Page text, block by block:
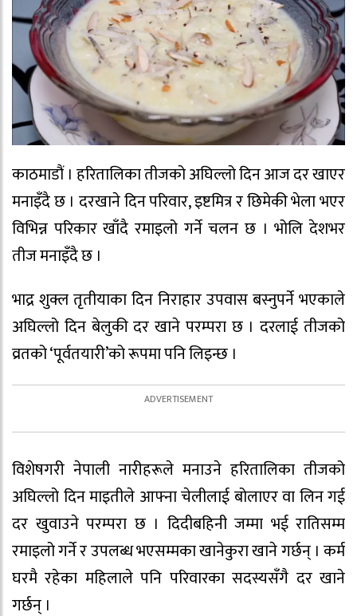
काठमाडौं । हरितालिका तीजको अघिल्लो दिन आज दर खाएर
मनाइँदै छ । दरखाने दिन परिवार, इष्टमित्र र छिमेकी भेला भएर
विभिन्न परिकार खाँदै रमाइलो गर्ने चलन छ । भोलि देशभर
तीज मनाइँदै छ ।
भाद्र शुक्ल तृतीयाका दिन निराहार उपवास बस्नुपर्ने भएकाले
अघिल्लो दिन बेलुकी दर खाने परम्परा छ । दरलाई तीजको
व्रतको ‘पूर्वतयारी’को रूपमा पनि लिइन्छ ।
विशेषगरी नेपाली नारीहरूले मनाउने हरितालिका तीजको
अघिल्लो दिन माइतीले आफ्ना चेलीलाई बोलाएर वा लिन गई
दर खुवाउने परम्परा छ । दिदीबहिनी जम्मा भई रातिसम्म
रमाइलो गर्ने र उपलब्ध भएसम्मका खानेकुरा खाने गर्छन् । कर्म
घरमै रहेका महिलाले पनि परिवारका सदस्यसँगै दर खाने
गर्छन् ।